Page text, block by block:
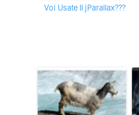
Voi Usate Il jParallax???